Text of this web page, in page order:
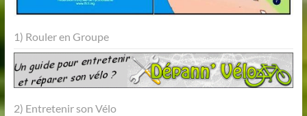
1) Rouler en Groupe
2) Entretenir son Vélo